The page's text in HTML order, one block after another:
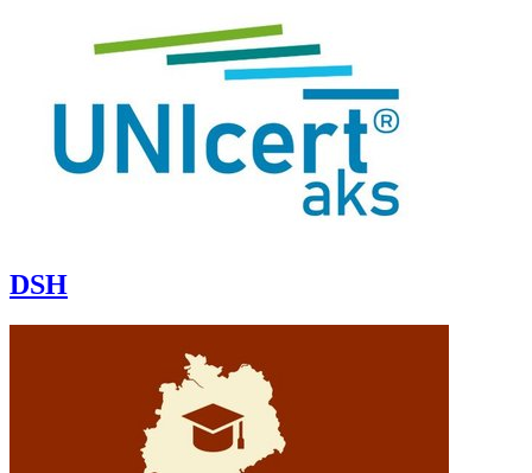
DSH